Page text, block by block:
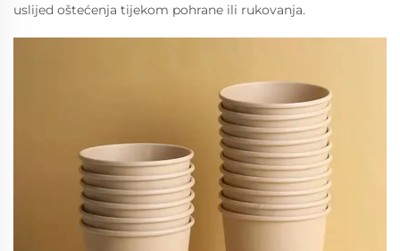
uslijed oštećenja tijekom pohrane ili rukovanja.